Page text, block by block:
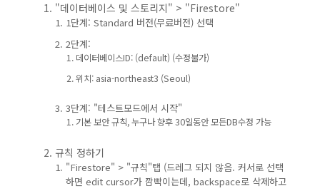
"데이터베이스 및 스토리지" > "Firestore"
1단계: Standard 버전(무료버전) 선택
2단계:
데이터베이스ID: (default) (수정불가)
위치: asia-northeast3 (Seoul)
3단계: "테스트모드에서 시작"
기본 보안 규칙, 누구나 향후 30일동안 모든DB수정 가능
규칙 정하기
"Firestore" > "규칙"탭 (드레그 되지 않음. 커서로 선택
하면 edit cursor가 깜빡이는데, backspace로 삭제하고